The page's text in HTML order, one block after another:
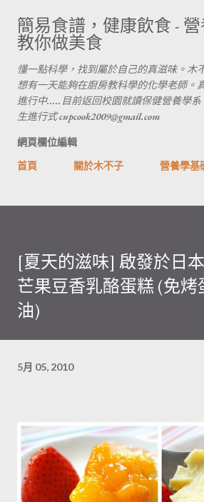
跳到主要內容
簡易食譜，健康飲食 -
教你做美食
懂一點科學，找到屬於自己的真滋味。木
想有一天能夠在廚房教科學的化學老師。
進行中.....目前返回校園就讀保健營養學
生進行式 cupcook2009@gmail.com
網頁欄位編輯
首頁
關於木不子 營養學基
[夏天的滋味] 啟發於日
芒果豆香乳酪蛋糕 (免烤
油)
5月 05, 2010